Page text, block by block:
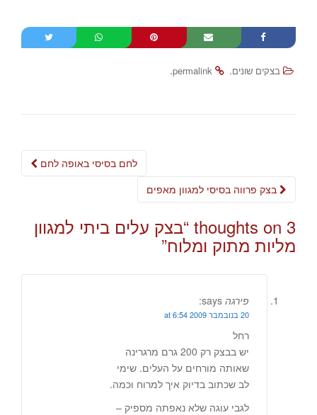
בצקים שונים.
permalink
.
Post
לחם בסיסי באופה לחם
3 thoughts on “ בצק עלים ביתי למגוון
מליות מתוק ומלוח”
פירגה says:
20 בנובמבר 2009 at 6:54
רחל
יש בבצק רק 200 גרם מרגרינה
שאותה מורחים על העלים. שימי
לב שכתוב בדיוק איך למרוח וכמה.
לגבי עוגה שלא נאפתה מספיק –